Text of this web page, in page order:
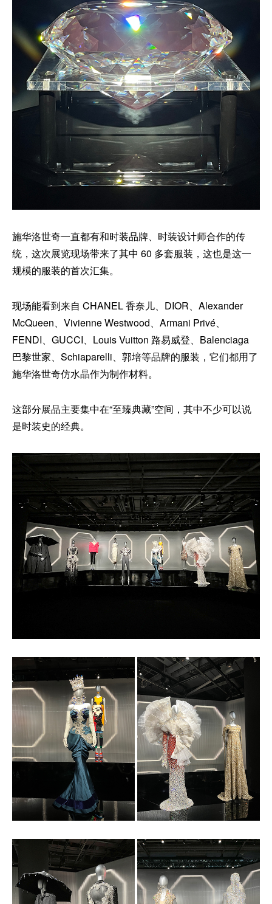
施华洛世奇一直都有和时装品牌、时装设计师合作的传
统，这次展览现场带来了其中 60 多套服装，这也是这一
规模的服装的首次汇集。
现场能看到来自 CHANEL 香奈儿、DIOR、Alexander
McQueen、Vivienne Westwood、Armani Privé、
FENDI、GUCCI、Louis Vuitton 路易威登、Balenciaga
巴黎世家、Schiaparelli、郭培等品牌的服装，它们都用了
施华洛世奇仿水晶作为制作材料。
这部分展品主要集中在“至臻典藏”空间，其中不少可以说
是时装史的经典。